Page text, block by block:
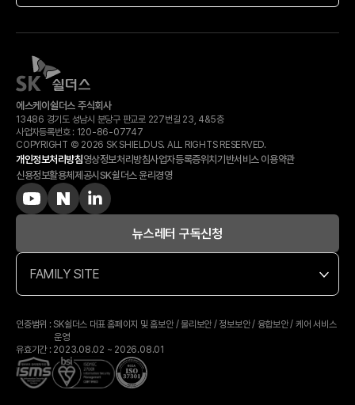
에스케이쉴더스 주식회사
13486 경기도 성남시 분당구 판교로 227번길 23, 4&5층
사업자등록번호 : 120-​86-​07747
COPYRIGHT © 2026 SK SHIELDUS. ALL RIGHTS RESERVED.
개인정보처리방침영상정보처리방침사업자등록증위치기반서비스 이용약관
신용정보활용체제공시 SK쉴더스 윤리경영
뉴스레터 구독신청
FAMILY SITE
인증범위 : SK쉴더스 대표 홈페이지 및 홈보안 / 물리보안 / 정보보안 / 융합보안 / 케어 서비스
운영
유효기간 : 2023.08.02 ~ 2026.08.01